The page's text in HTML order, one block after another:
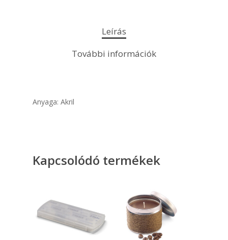
Leírás
További információk
Anyaga: Akril
Kapcsolódó termékek